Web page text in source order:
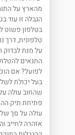
מהארץ על
הגבלה זו עוד
בטלפון פשוט
טלפונית, דרך
על מנת לבדוק
התנאים
לפועל? אם
בעל יכולת
פתיחת תיק